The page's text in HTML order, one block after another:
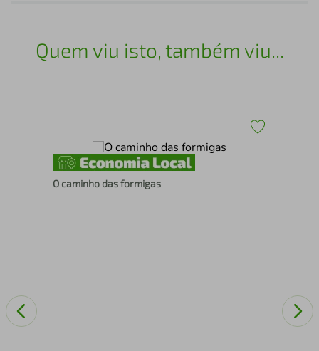
Quem viu isto, também viu...
O caminho das formigas